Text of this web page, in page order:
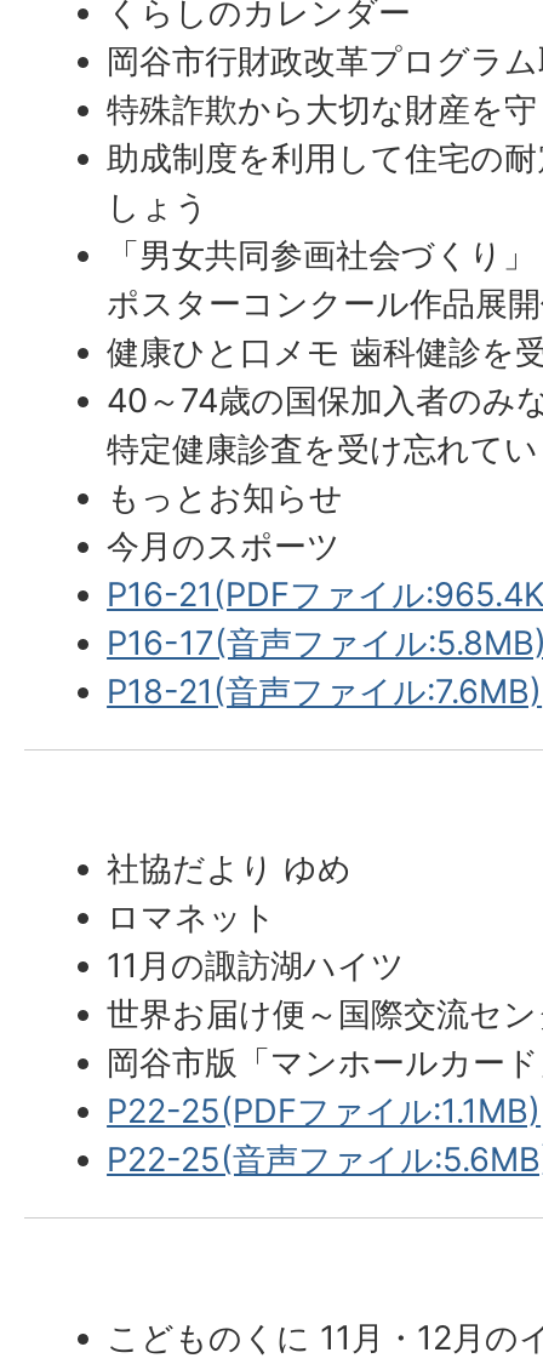
くらしのカレンダー
岡谷市行財政改革プログラ
特殊詐欺から大切な財産を
助成制度を利用して住宅の
しょう
「男女共同参画社会づくり」
ポスターコンクール作品展
健康ひと口メモ 歯科健診を
40～74歳の国保加入者のみ
特定健康診査を受け忘れて
もっとお知らせ
今月のスポーツ
P16-21(PDFファイル
P16-17(音声ファイル
P18-21(音声ファイル:7.6MB)
社協だより ゆめ
ロマネット
11月の諏訪湖ハイツ
世界お届け便～国際交流セ
岡谷市版「マンホールカー
P22-25(PDFファイル:1.1MB)
P22-25(音声ファイル
こどものくに 11月・12月の